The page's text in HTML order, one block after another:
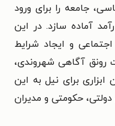
جامعه را برای ورود
آماده سازد. در این
و ایجاد شرایط
رونق آگاهی شهروندی،
برای نیل به این
حکومتی و مدیران